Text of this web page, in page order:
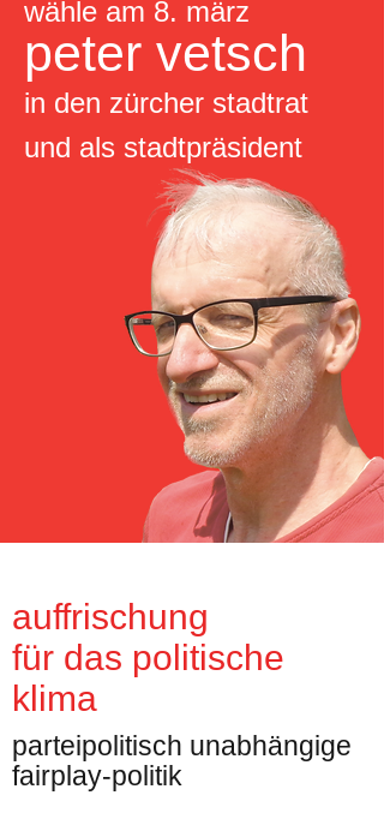
wähle am 8. märz
peter vetsch
in den zürcher stadtrat
und als stadtpräsident
auffrischung
für das politische
klima
parteipolitisch unabhängige
fairplay-politik